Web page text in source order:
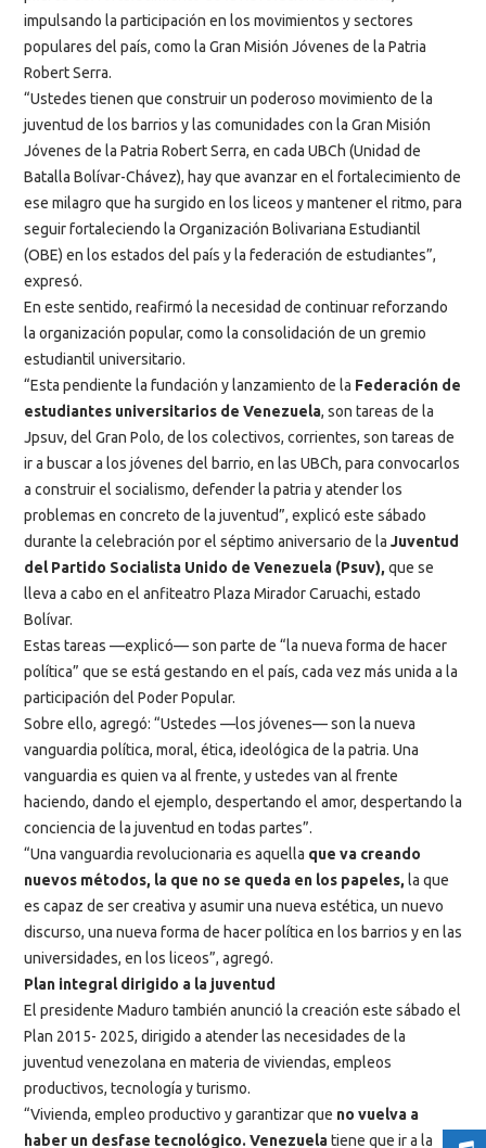
impulsando la participación en los movimientos y sectores
populares del país, como la Gran Misión Jóvenes de la Patria
Robert Serra.
“Ustedes tienen que construir un poderoso movimiento de la
juventud de los barrios y las comunidades con la Gran Misión
Jóvenes de la Patria Robert Serra, en cada UBCh (Unidad de
Batalla Bolívar-Chávez), hay que avanzar en el fortalecimiento de
ese milagro que ha surgido en los liceos y mantener el ritmo, para
seguir fortaleciendo la Organización Bolivariana Estudiantil
(OBE) en los estados del país y la federación de estudiantes”,
expresó.
En este sentido, reafirmó la necesidad de continuar reforzando
la organización popular, como la consolidación de un gremio
estudiantil universitario.
“Esta pendiente la fundación y lanzamiento de la Federación de
estudiantes universitarios de Venezuela, son tareas de la
Jpsuv, del Gran Polo, de los colectivos, corrientes, son tareas de
ir a buscar a los jóvenes del barrio, en las UBCh, para convocarlos
a construir el socialismo, defender la patria y atender los
problemas en concreto de la juventud”, explicó este sábado
durante la celebración por el séptimo aniversario de la Juventud
del Partido Socialista Unido de Venezuela (Psuv), que se
lleva a cabo en el anfiteatro Plaza Mirador Caruachi, estado
Bolívar.
Estas tareas —explicó— son parte de “la nueva forma de hacer
política” que se está gestando en el país, cada vez más unida a la
participación del Poder Popular.
Sobre ello, agregó: “Ustedes —los jóvenes— son la nueva
vanguardia política, moral, ética, ideológica de la patria. Una
vanguardia es quien va al frente, y ustedes van al frente
haciendo, dando el ejemplo, despertando el amor, despertando la
conciencia de la juventud en todas partes”.
“Una vanguardia revolucionaria es aquella que va creando
nuevos métodos, la que no se queda en los papeles, la que
es capaz de ser creativa y asumir una nueva estética, un nuevo
discurso, una nueva forma de hacer política en los barrios y en las
universidades, en los liceos”, agregó.
Plan integral dirigido a la juventud
El presidente Maduro también anunció la creación este sábado el
Plan 2015- 2025, dirigido a atender las necesidades de la
juventud venezolana en materia de viviendas, empleos
productivos, tecnología y turismo.
“Vivienda, empleo productivo y garantizar que no vuelva a
haber un desfase tecnológico. Venezuelatiene que ir a la